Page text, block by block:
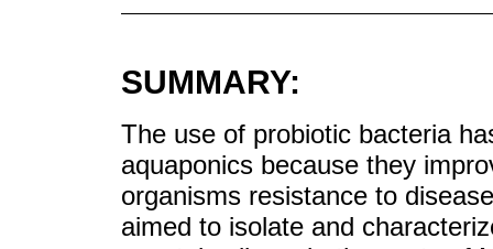
SUMMARY:
The use of probiotic bacteria
aquaponics because they
organisms resistance to
aimed to isolate and